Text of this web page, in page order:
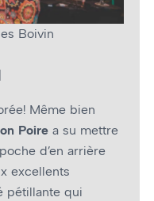
Boivin
Même bien
Poire a su mettre
d’en arrière
excellents
pétillante qui